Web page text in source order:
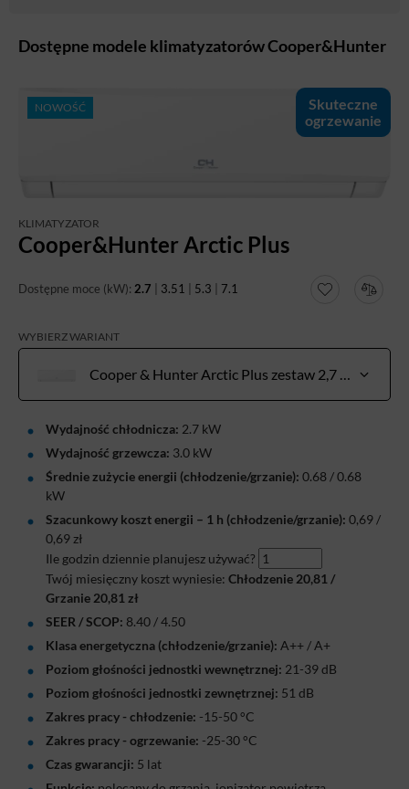
Dostępne modele klimatyzatorów Cooper&Hunter
Skuteczne
ogrzewanie
NOWOŚĆ
KLIMATYZATOR
Cooper&Hunter Arctic Plus
Dostępne moce (kW): 2.7 3.51 5.3 7.1
WYBIERZ WARIANT
Wydajność chłodnicza: 2.7 kW
Wydajność grzewcza: 3.0 kW
Średnie zużycie energii (chłodzenie/grzanie): 0.68 / 0.68
kW
Szacunkowy koszt energii – 1 h (chłodzenie/grzanie): 0,69 /
0,69 zł
Ile godzin dziennie planujesz używać?
Twój miesięczny koszt wyniesie: Chłodzenie 20,81 /
Grzanie 20,81 zł
SEER / SCOP: 8.40 / 4.50
Klasa energetyczna (chłodzenie/grzanie): A++ / A+
Poziom głośności jednostki wewnętrznej: 21-39 dB
Poziom głośności jednostki zewnętrznej: 51 dB
Zakres pracy - chłodzenie: -15-50 °C
Zakres pracy - ogrzewanie: -25-30 °C
Czas gwarancji: 5 lat